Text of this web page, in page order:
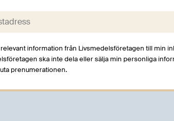
relevant information från Livsmedelsföretagen till min
ska inte dela eller sälja min personliga
prenumerationen.